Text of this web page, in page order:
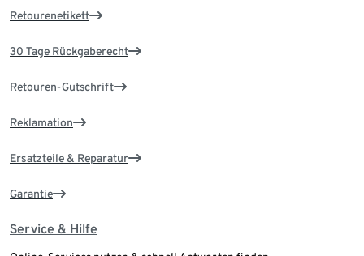
Retourenetikett
30 Tage Rückgaberecht
Retouren-Gutschrift
Reklamation
Ersatzteile & Reparatur
Garantie
Service & Hilfe